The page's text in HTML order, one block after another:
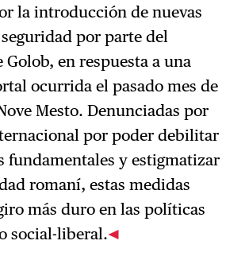
la introducción de nuevas
por parte del
Golob, en respuesta a una
ocurrida el pasado mes de
Mesto. Denunciadas por
por poder debilitar
fundamentales y estigmatizar
romaní, estas medidas
más duro en las políticas
social-liberal.